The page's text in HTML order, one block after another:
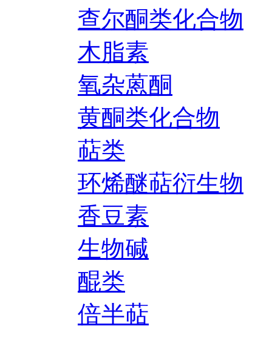
查尔酮类化合物
木脂素
氧杂蒽酮
黄酮类化合物
萜类
环烯醚萜衍生物
香豆素
生物碱
醌类
倍半萜